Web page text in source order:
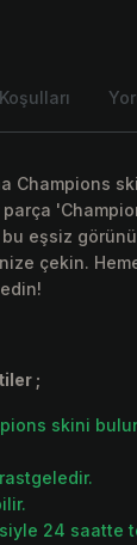
Champions
eşsiz
çekin.
;
skini
24 saatte